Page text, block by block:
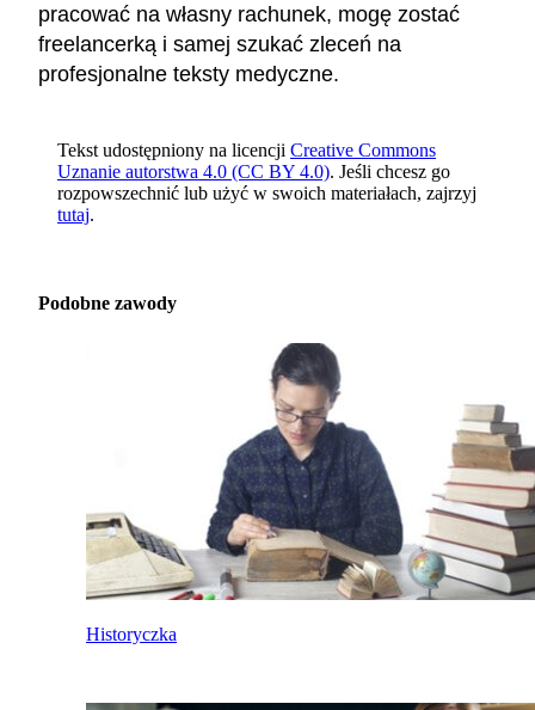
pracować na własny rachunek, mogę zostać
freelancerką i samej szukać zleceń na
profesjonalne teksty medyczne.
Tekst udostępniony na licencji Creative Commons
Uznanie autorstwa 4.0 (CC BY 4.0). Jeśli chcesz go
rozpowszechnić lub użyć w swoich materiałach, zajrzyj
tutaj.
Podobne zawody
Historyczka